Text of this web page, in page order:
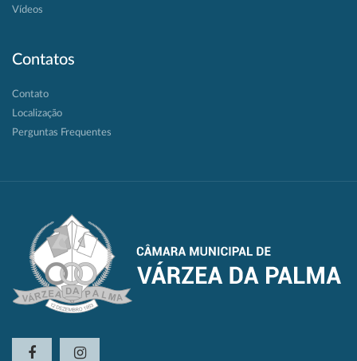
Vídeos
Contatos
Contato
Localização
Perguntas Frequentes